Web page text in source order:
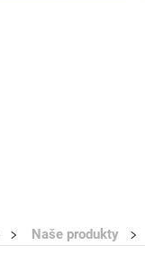
Naše produkty